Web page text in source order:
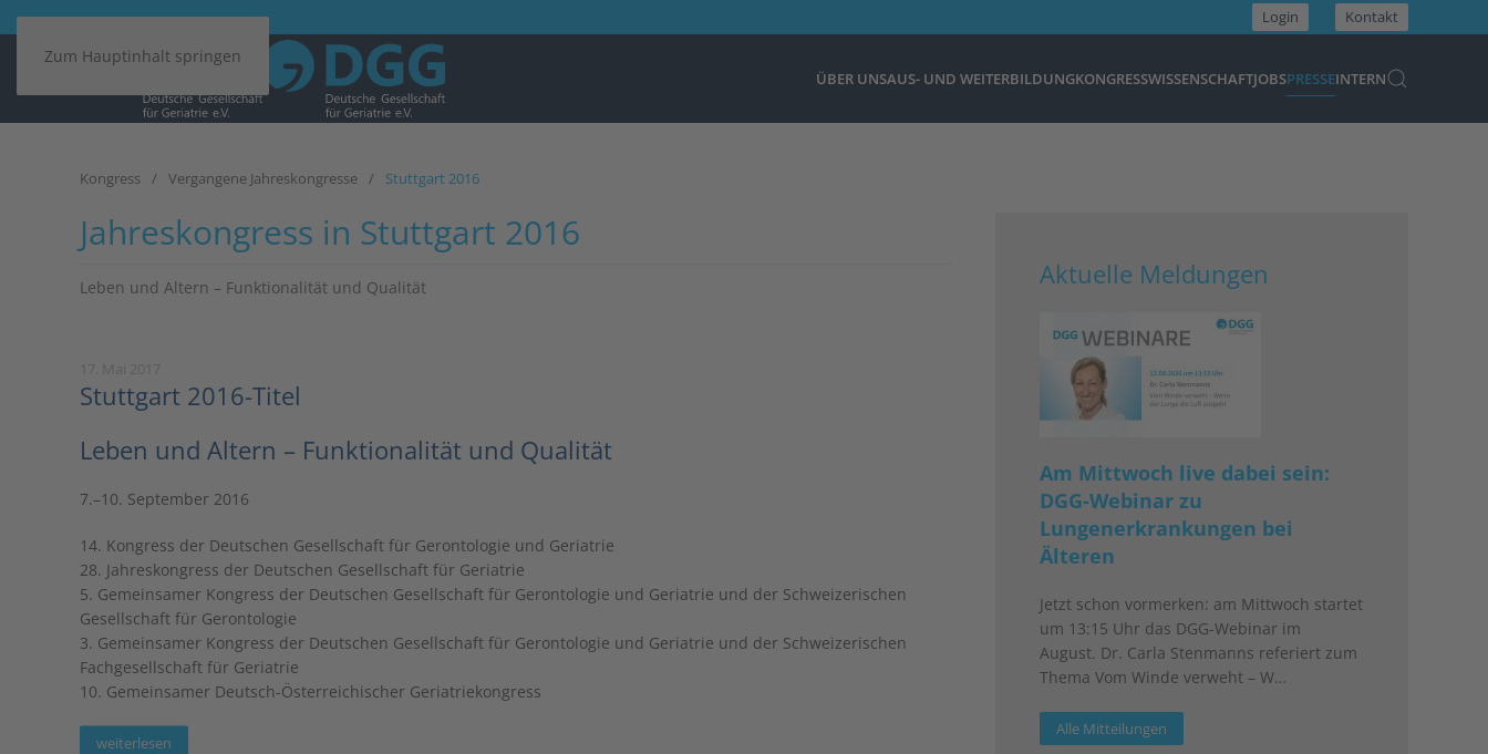
Zum Hauptinhalt springen
Login Kontakt
ÜBER UNSAUS- UND WEITERBILDUNGKONGRESSWISSENSCHAFTJOBSPRESSEINTERN
Kongress Vergangene Jahreskongresse Stuttgart 2016
Jahreskongress in Stuttgart 2016
Leben und Altern – Funktionalität und Qualität
Stuttgart 2016-Titel
Leben und Altern – Funktionalität und Qualität
7.–10. September 2016
14. Kongress der Deutschen Gesellschaft für Gerontologie und Geriatrie
28. Jahreskongress der Deutschen Gesellschaft für Geriatrie
5. Gemeinsamer Kongress der Deutschen Gesellschaft für Gerontologie und Geriatrie und der Schweizerischen
Gesellschaft für Gerontologie
3. Gemeinsamer Kongress der Deutschen Gesellschaft für Gerontologie und Geriatrie und der Schweizerischen
Fachgesellschaft für Geriatrie
10. Gemeinsamer Deutsch-Österreichischer Geriatriekongress
weiterlesen
Aktuelle Meldungen
Am Mittwoch live dabei sein:
DGG-Webinar zu
Lungenerkrankungen bei
Älteren
Jetzt schon vormerken: am Mittwoch startet
um 13:15 Uhr das DGG-Webinar im
August. Dr. Carla Stenmanns referiert zum
Thema Vom Winde verweht – W…
Alle Mitteilungen